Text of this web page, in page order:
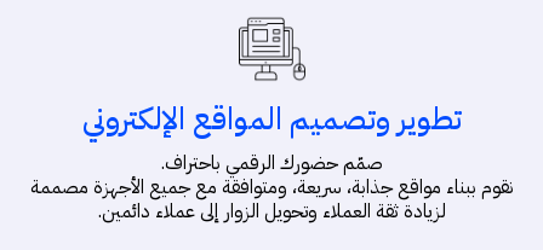
تطوير وتصميم المواقع الإلكتروني
صمّم حضورك الرقمي باحتراف.
نقوم ببناء مواقع جذابة، سريعة، ومتوافقة مع جميع الأجهزة مصممة
لزيادة ثقة العملاء وتحويل الزوار إلى عملاء دائمين.